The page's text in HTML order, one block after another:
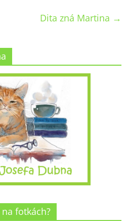
Dita zná Martina →
fotkách?